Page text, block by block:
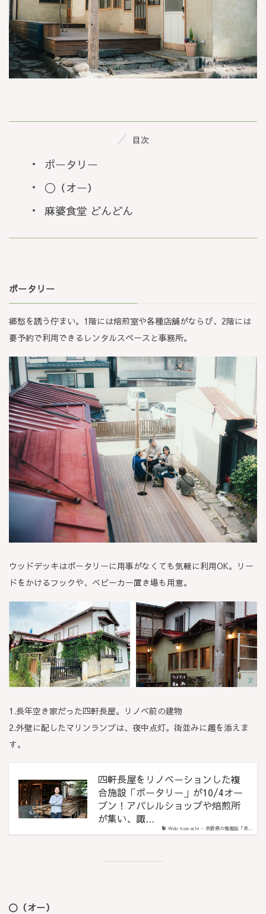
目次
ポータリー
〇（オー）
麻婆食堂 どんどん
ポータリー
郷愁を誘う佇まい。1階には焙煎室や各種店舗がならび、2階には
要予約で利用できるレンタルスペースと事務所。
ウッドデッキはポータリーに用事がなくても気軽に利用OK。リー
ドをかけるフックや、ベビーカー置き場も用意。
1.長年空き家だった四軒長屋。リノベ前の建物
2.外壁に配したマリンランプは、夜中点灯。街並みに趣を添えま
す。
Web-Komachi – 長野県の情報誌「長...
四軒長屋をリノベーションした複
合施設「ポータリー」が10/4オー
プン！アパレルショップや焙煎所
が集い、諏...
〇（オー）